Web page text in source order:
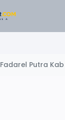
Fadarel Putra